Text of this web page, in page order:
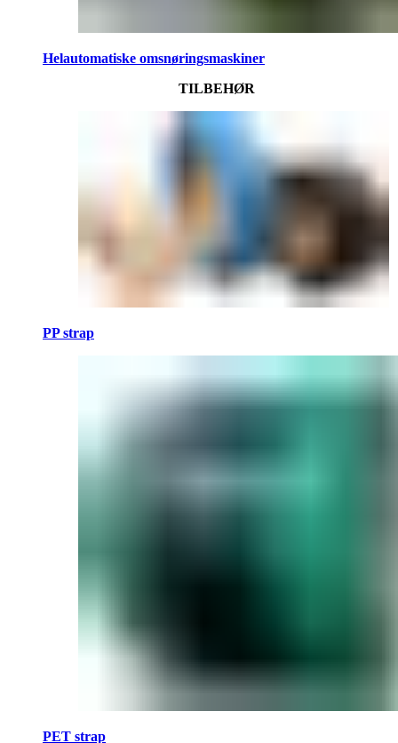
Helautomatiske omsnøringsmaskiner
TILBEHØR
PP strap
PET strap